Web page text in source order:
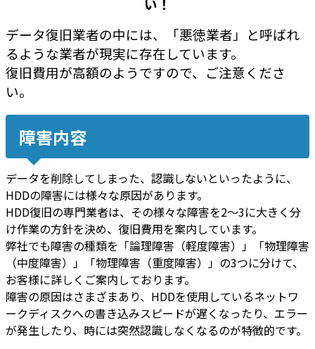
い！
データ復旧業者の中には、「悪徳業者」と呼ばれ
るような業者が現実に存在しています。
復旧費用が高額のようですので、ご注意くださ
い。
障害内容
データを削除してしまった、認識しないといったように、
HDDの障害には様々な原因があります。
HDD復旧の専門業者は、その様々な障害を2～3に大きく分
け作業の方針を決め、復旧費用を案内しています。
弊社でも障害の種類を「論理障害（軽度障害）」「物理障害
（中度障害）」「物理障害（重度障害）」の3つに分けて、
お客様に詳しくご案内しております。
障害の原因はさまざまあり、HDDを使用しているネットワ
ークディスクへの書き込みスピードが遅くなったり、エラー
が発生したり、時には突然認識しなくなるのが特徴的です。